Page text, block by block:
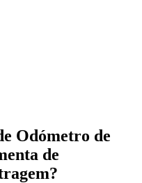
Odómetro de
de